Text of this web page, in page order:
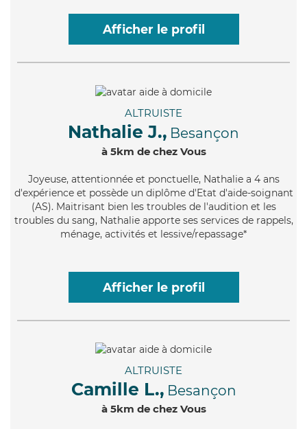
Afficher le profil
ALTRUISTE
Nathalie J., Besançon
à 5km de chez Vous
Joyeuse, attentionnée et ponctuelle, Nathalie a 4 ans
d'expérience et possède un diplôme d'Etat d'aide-soignant
(AS). Maitrisant bien les troubles de l'audition et les
troubles du sang, Nathalie apporte ses services de rappels,
ménage, activités et lessive/repassage*
Afficher le profil
ALTRUISTE
Camille L., Besançon
à 5km de chez Vous